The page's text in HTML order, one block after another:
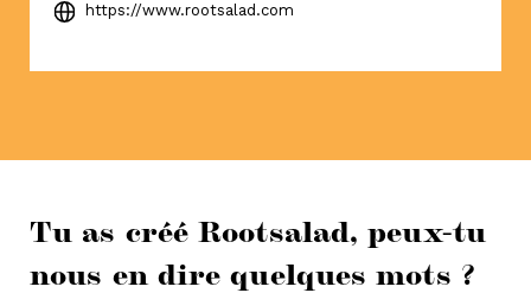
https://www.rootsalad.com
Tu as créé Rootsalad, peux-tu
nous en dire quelques mots ?